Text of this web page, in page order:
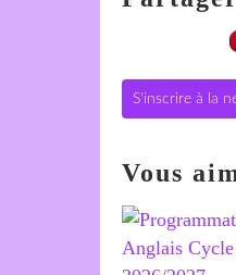
S'inscrire à la
Vous